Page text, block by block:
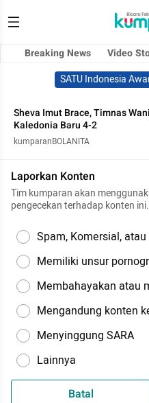
Breaking News Video
SATU Indonesia
Sheva Imut Brace, Timnas
Kaledonia Baru 4-2
kumparanBOLANITA
Laporkan Konten
Tim kumparan akan
pengecekan terhadap konten ini.
Spam, Komersial,
Memiliki unsur
Membahayakan atau
Mengandung konten
Menyinggung SARA
Lainnya
Batal